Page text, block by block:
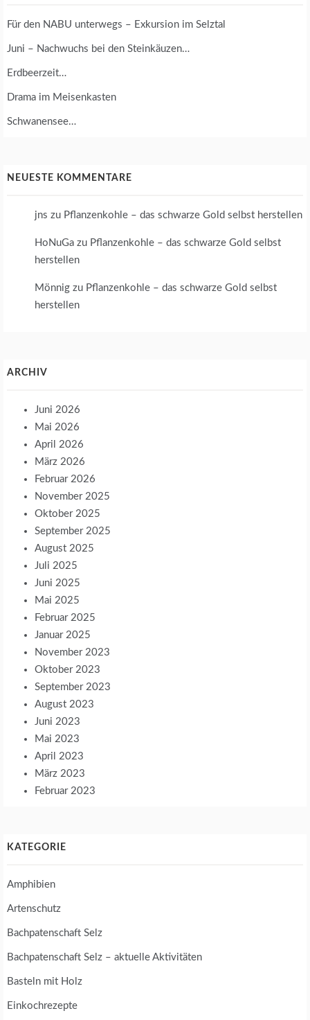
Für den NABU unterwegs – Exkursion im Selztal
Juni – Nachwuchs bei den Steinkäuzen…
Erdbeerzeit…
Drama im Meisenkasten
Schwanensee…
NEUESTE KOMMENTARE
jns zu Pflanzenkohle – das schwarze Gold selbst herstellen
HoNuGa zu Pflanzenkohle – das schwarze Gold selbst
herstellen
Mönnig zu Pflanzenkohle – das schwarze Gold selbst
herstellen
ARCHIV
Juni 2026
Mai 2026
April 2026
März 2026
Februar 2026
November 2025
Oktober 2025
September 2025
August 2025
Juli 2025
Juni 2025
Mai 2025
Februar 2025
Januar 2025
November 2023
Oktober 2023
September 2023
August 2023
Juni 2023
Mai 2023
April 2023
März 2023
Februar 2023
KATEGORIE
Amphibien
Artenschutz
Bachpatenschaft Selz
Bachpatenschaft Selz – aktuelle Aktivitäten
Basteln mit Holz
Einkochrezepte